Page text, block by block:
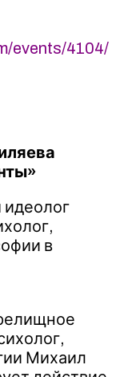
events/4104/
идеолог
в
Михаил